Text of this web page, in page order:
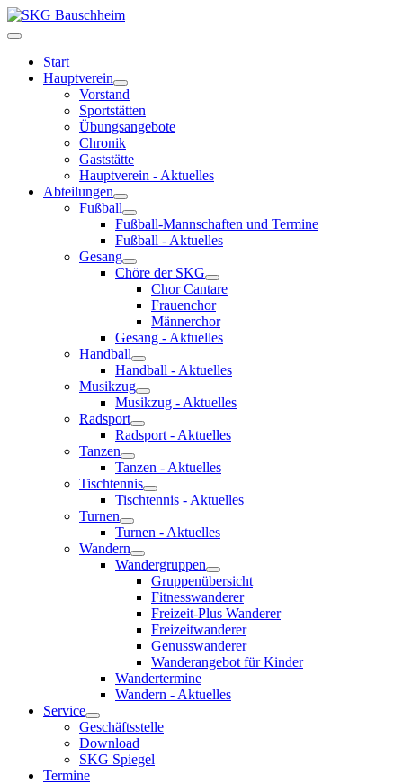
Start
Hauptverein
Vorstand
Sportstätten
Übungsangebote
Chronik
Gaststätte
Hauptverein - Aktuelles
Abteilungen
Fußball
Fußball-Mannschaften und Termine
Fußball - Aktuelles
Gesang
Chöre der SKG
Chor Cantare
Frauenchor
Männerchor
Gesang - Aktuelles
Handball
Handball - Aktuelles
Musikzug
Musikzug - Aktuelles
Radsport
Radsport - Aktuelles
Tanzen
Tanzen - Aktuelles
Tischtennis
Tischtennis - Aktuelles
Turnen
Turnen - Aktuelles
Wandern
Wandergruppen
Gruppenübersicht
Fitnesswanderer
Freizeit-Plus Wanderer
Freizeitwanderer
Genusswanderer
Wanderangebot für Kinder
Wandertermine
Wandern - Aktuelles
Service
Geschäftsstelle
Download
SKG Spiegel
Termine